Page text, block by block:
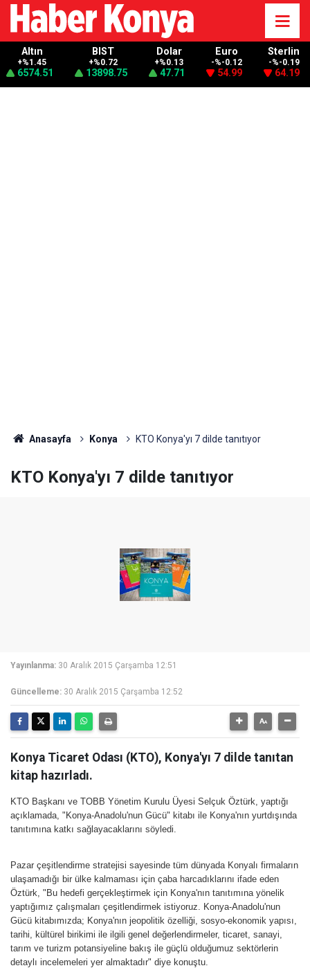
Altın
+%1.45
6574.51
BIST
+%0.72
13898.75
Dolar
+%0.13
47.71
Euro
-%-0.12
54.99
Sterlin
-%-0.19
64.19
Anasayfa Konya KTO Konya'yı 7 dilde tanıtıyor
KTO Konya'yı 7 dilde tanıtıyor
Yayınlanma: 30 Aralık 2015 Çarşamba 12:51
Güncelleme: 30 Aralık 2015 Çarşamba 12:52
Konya Ticaret Odası (KTO), Konya'yı 7 dilde tanıtan
kitap hazırladı.
KTO Başkanı ve TOBB Yönetim Kurulu Üyesi Selçuk Öztürk, yaptığı
açıklamada, "Konya-Anadolu'nun Gücü" kitabı ile Konya'nın yurtdışında
tanıtımına katkı sağlayacaklarını söyledi.
Pazar çeşitlendirme stratejisi sayesinde tüm dünyada Konyalı firmaların
ulaşamadığı bir ülke kalmaması için çaba harcadıklarını ifade eden
Öztürk, "Bu hedefi gerçekleştirmek için Konya'nın tanıtımına yönelik
yaptığımız çalışmaları çeşitlendirmek istiyoruz. Konya-Anadolu'nun
Gücü kitabımızda; Konya'nın jeopolitik özelliği, sosyo-ekonomik yapısı,
tarihi, kültürel birikimi ile ilgili genel değerlendirmeler, ticaret, sanayi,
tarım ve turizm potansiyeline bakış ile güçlü olduğumuz sektörlerin
detaylı incelemeleri yer almaktadır" diye konuştu.